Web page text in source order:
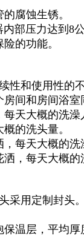
腐蚀生锈。
部压力达到8
的功能。
性和使用性的
间和房间浴室
天大概的洗澡
的洗头量。
每天大概的洗
，每天大概的
采用定制封头
温层，平均厚